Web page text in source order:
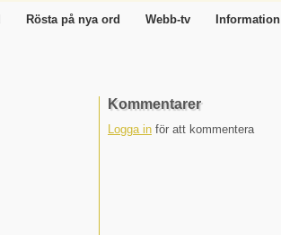
Rösta på nya ord Webb-tv Information
Kommentarer
Logga in för att kommentera